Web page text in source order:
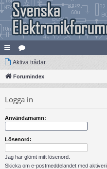
na
bb
ar
at
eg
er
Aktiva trådar
Forumindex
Logga in
Användarnamn:
Lösenord:
Jag har glömt mitt lösenord.
Skicka om e-postmeddelandet med